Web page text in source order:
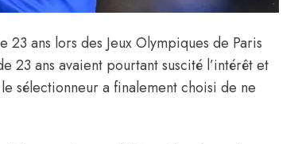
ans lors des Jeux Olympiques de Paris
23 ans avaient pourtant suscité l’intérêt et
sélectionneur a finalement choisi de ne